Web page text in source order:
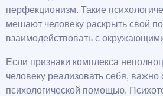
перфекционизм. Такие
мешают человеку раскрыть свой
взаимодействовать с
Если признаки комплекса
человеку реализовать себя, важно
психологической помощью.